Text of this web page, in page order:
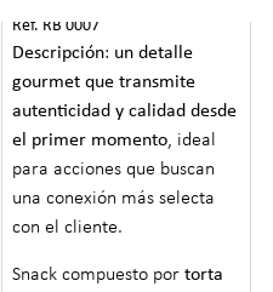
Ref. RB 0007
Descripción: un detalle
gourmet que transmite
autenticidad y calidad desde
el primer momento, ideal
para acciones que buscan
una conexión más selecta
con el cliente.
Snack compuesto portorta